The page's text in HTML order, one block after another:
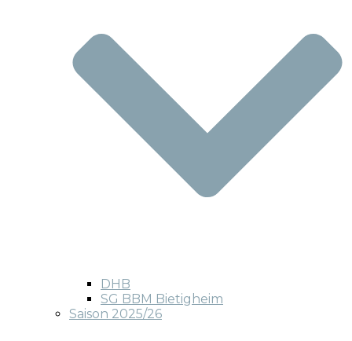
DHB
SG BBM Bietigheim
Saison 2025/26